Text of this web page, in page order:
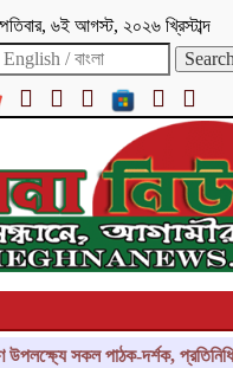
, ৬ই আগস্ট, ২০২৬ খ্রিস্টাব্দ
সকল পাঠক-দর্শক, প্রতিনিধি,